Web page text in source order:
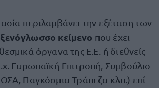
περιλαμβάνει την εξέταση των
ξενόγλωσσο κείμενο που έχει
όργανα της Ε.Ε. ή διεθνείς
Ευρωπαϊκή Επιτροπή, Συμβούλιο
Παγκόσμια Τράπεζα κλπ.) επί